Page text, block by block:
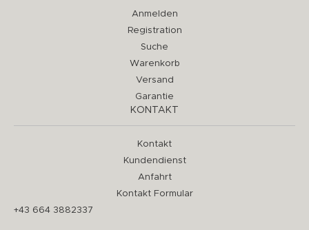
Anmelden
Registration
Suche
Warenkorb
Versand
Garantie
KONTAKT
Kontakt
Kundendienst
Anfahrt
Kontakt Formular
+43 664 3882337